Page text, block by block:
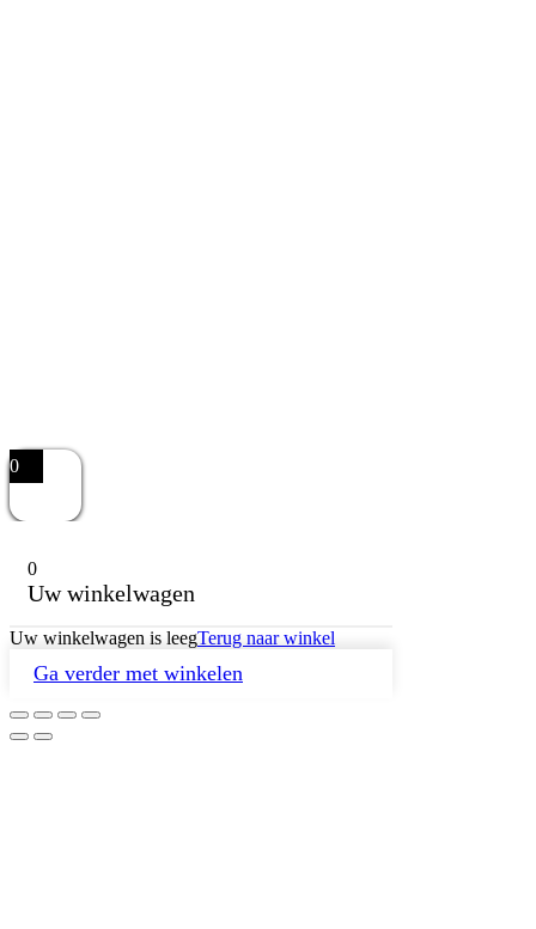
0
0
Uw winkelwagen
Uw winkelwagen is leegTerug naar winkel
Ga verder met winkelen